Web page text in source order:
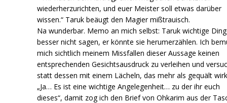
wiederherzurichten, und euer Meister soll etwas darüber
wissen.“ Taruk beäugt den Magier mißtrauisch.
Na wunderbar. Memo an mich selbst: Taruk wichtige
besser nicht sagen, er könnte sie herumerzählen. Ich
mich sichtlich meinem Missfallen dieser Aussage keinen
entsprechenden Gesichtsausdruck zu verleihen und
statt dessen mit einem Lächeln, das mehr als gequält
„Ja… Es ist eine wichtige Angelegenheit… zu der ihr euch
dieses“, damit zog ich den Brief von Ohkarim aus der